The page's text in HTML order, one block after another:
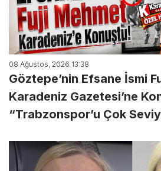
08 Ağustos, 2026 13:38
Göztepe’nin Efsane İsmi
Karadeniz Gazetesi’ne
“Trabzonspor’u Çok